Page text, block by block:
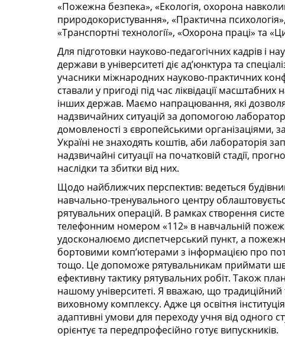
«Пожежна безпека», «Екологія, охорона
природокористування», «Практична
«Транспортні технології», «Охорона праці» та
Для підготовки науково-педагогічних кадрів і
держави в університеті діє ад’юнктура та
учасники міжнародних науково-практичних
ставали у пригоді під час ліквідації
інших держав. Маємо напрацювання, які
надзвичайних ситуацій за допомогою
домовленості з європейськими
Україні не знаходять коштів, аби лабораторія
надзвичайні ситуації на початковій стадії,
наслідки та збитки від них.
Щодо найближчих перспектив: ведеться
навчально-тренувального центру
рятувальних операцій. В рамках створення
телефонним номером «112» в навчальній
удосконалюємо диспетчерський пункт, а
бортовими комп’ютерами з інформацією про
тощо. Це допоможе рятувальникам приймати
ефективну тактику рятувальних робіт. Також
нашому університеті. Я вважаю, що
виховному комплексу. Адже ця освітня
адаптивні умови для переходу учня від одного
орієнтує та передпрофесійно готує випускників.